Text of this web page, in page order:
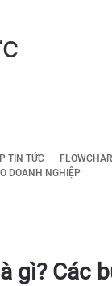
TIN TỨC
DOANH NGHIỆP
gì? Các